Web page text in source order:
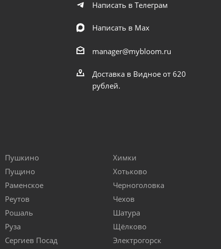
Написать в Телеграм
Написать в Мах
manager@mybloom.ru
Доставка в Видное от 620
рублей.
Пушкино
Пущино
Раменское
Реутов
Рошаль
Руза
Сергиев Посад
Химки
Хотьково
Черноголовка
Чехов
Шатура
Щёлково
Электрогорск